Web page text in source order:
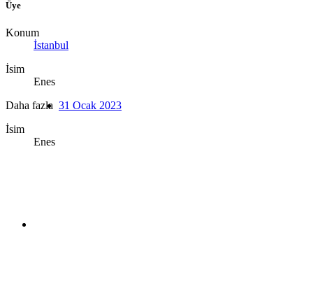
Üye
Konum
İstanbul
İsim
Enes
Daha fazla
İsim
Enes
31 Ocak 2023